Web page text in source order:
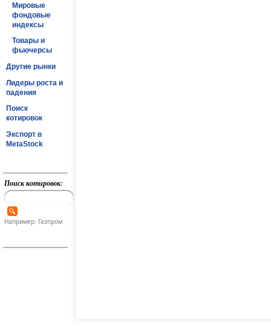
Мировые
фондовые
индексы
Товары и
фьючерсы
Другие рынки
Лидеры роста и
падения
Поиск
котировок
Экспорт в
MetaStock
Поиск котировок:
Например: Газпром